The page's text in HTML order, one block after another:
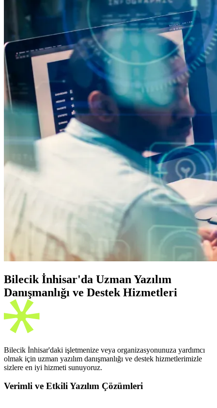
Bilecik İnhisar'da Uzman Yazılım
Danışmanlığı ve Destek Hizmetleri
Bilecik İnhisar'daki işletmenize veya organizasyonunuza yardımcı
olmak için uzman yazılım danışmanlığı ve destek hizmetlerimizle
sizlere en iyi hizmeti sunuyoruz.
Verimli ve Etkili Yazılım Çözümleri